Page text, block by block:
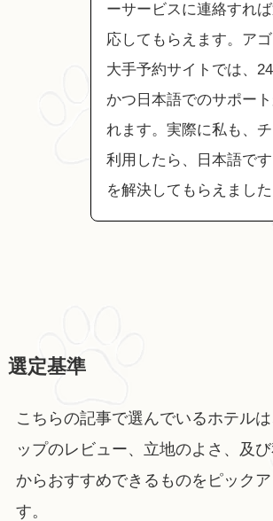
ーサービスに連絡すれ
応してもらえます。ア
大手予約サイトでは、
かつ日本語でのサポー
れます。実際に私も、
利用したら、日本語で
を解決してもらえました
選定基準
こちらの記事で選んでいるホテル
ップのレビュー、立地のよさ、及
からおすすめできるものをピック
す。